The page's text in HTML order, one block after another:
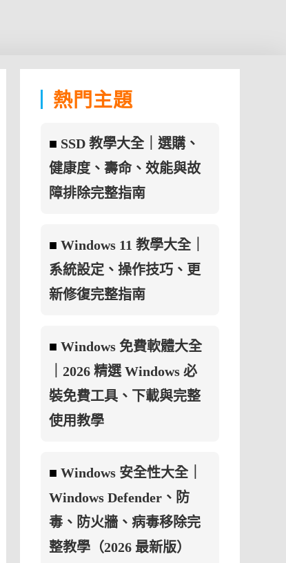
熱門主題
■ SSD 教學大全｜選購、
健康度、壽命、效能與故
障排除完整指南
■Windows 11 教學大全｜
系統設定、操作技巧、更
新修復完整指南
■Windows 免費軟體大全
｜2026 精選 Windows 必
裝免費工具、下載與完整
使用教學
■Windows 安全性大全｜
Windows Defender、防
毒、防火牆、病毒移除完
整教學（2026 最新版）